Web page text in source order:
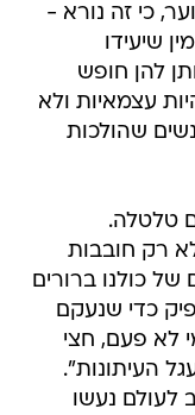
כי זה נורא -
שיעידו
להן חופש
עצמאיות ולא
שהולכות
טלטלה.
רק חובבות
של כולנו ברורים
כדי שנעקם
לא פעם, חצי
העיתונות".
לעולם נעשו